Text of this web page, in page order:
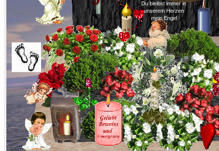
Du bleibst immer in
unserem Herzen
mein Engel